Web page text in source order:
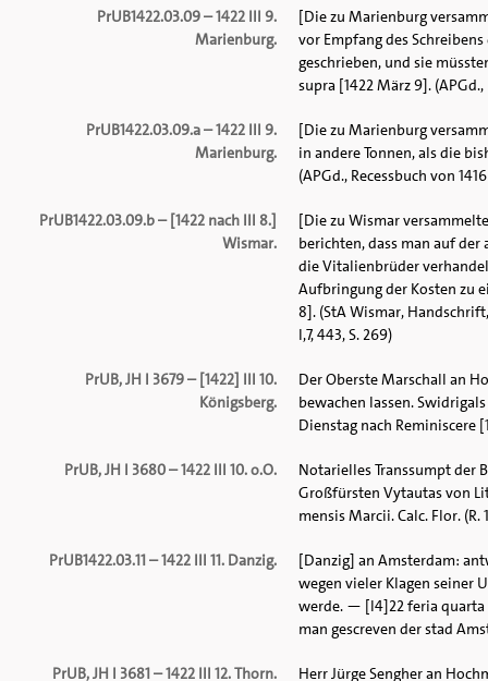
PrUB1422.03.09 – 1422 III 9.
Marienburg.
[Die zu Marienburg
vor Empfang des
geschrieben, und sie
supra [1422 März 9]. (APGd.,
PrUB1422.03.09.a – 1422 III 9.
Marienburg.
[Die zu Marienburg
in andere Tonnen, als die
(APGd., Recessbuch von
PrUB1422.03.09.b – [1422 nach III 8.]
Wismar.
[Die zu Wismar
berichten, dass man auf der
die Vitalienbrüder
Aufbringung der Kosten zu
8]. (StA Wismar,
I,7, 443, S. 269)
PrUB, JH I 3679 – [1422] III 10.
Königsberg.
Der Oberste Marschall an
bewachen lassen.
Dienstag nach Reminiscere
PrUB, JH I 3680 – 1422 III 10. o.O.
Notarielles Transsumpt der
Großfürsten Vytautas von
mensis Marcii. Calc. Flor. (R.
PrUB1422.03.11 – 1422 III 11. Danzig.
[Danzig] an Amsterdam:
wegen vieler Klagen seiner
werde. — [l4]22 feria quarta
man gescreven der stad
PrUB, JH I 3681 – 1422 III 12. Thorn. Herr Jürge Sengher an